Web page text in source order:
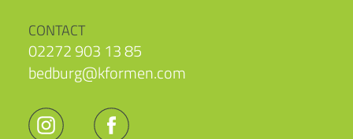
CONTACT
02272 903 13 85
bedburg@kformen.com